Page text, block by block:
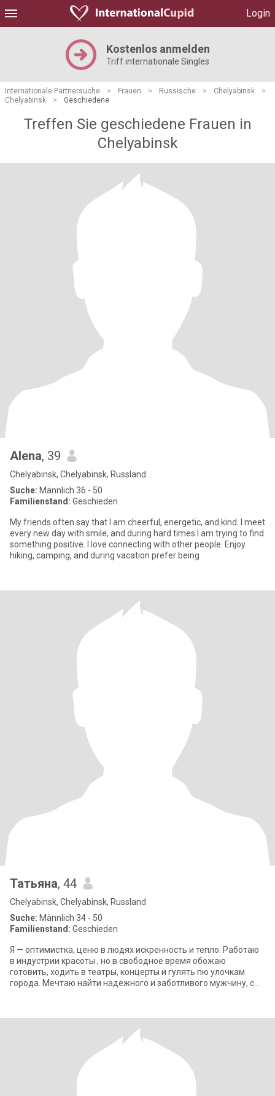
Login
Kostenlos anmelden
Triff internationale Singles
Internationale Partnersuche > Frauen > Russische > Chelyabinsk
>
Chelyabinsk
> Geschiedene
Treffen Sie geschiedene Frauen in
Chelyabinsk
Alena, 39
Chelyabinsk, Chelyabinsk, Russland
Suche: Männlich 36 - 50
Familienstand: Geschieden
My friends often say that I am cheerful, energetic, and kind. I meet
every new day with smile, and during hard times I am trying to find
something positive. I love connecting with other people. Enjoy
hiking, camping, and during vacation prefer being
Татьяна, 44
Chelyabinsk, Chelyabinsk, Russland
Suche: Männlich 34 - 50
Familienstand: Geschieden
Я — оптимистка, ценю в людях искренность и тепло. Работаю
в индустрии красоты , но в свободное время обожаю
готовить, ходить в театры, концерты и гулять пю улочкам
города. Мечтаю найти надежного и заботливого мужчину, с